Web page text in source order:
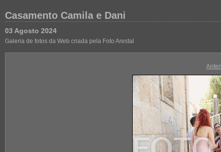
Casamento Camila e Dani
03 Agosto 2024
Galeria de fotos da Web criada pela Foto Arestal